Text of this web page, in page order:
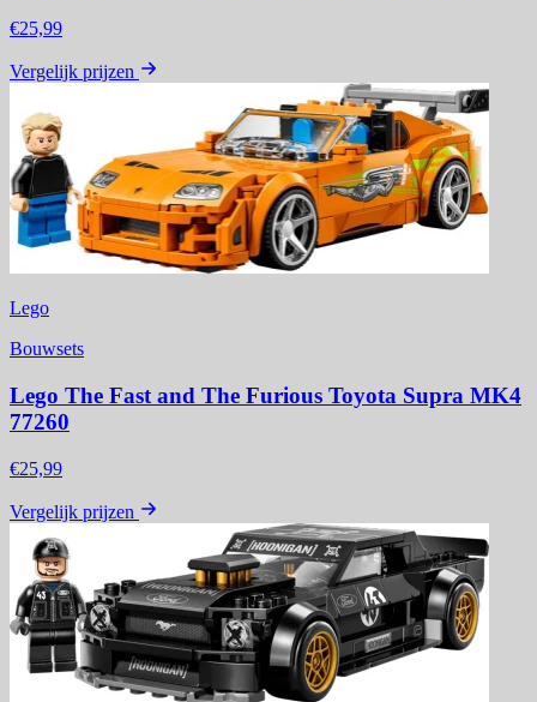
€25,99
Vergelijk prijzen
Lego
Bouwsets
Lego The Fast and The Furious Toyota Supra MK4
77260
€25,99
Vergelijk prijzen